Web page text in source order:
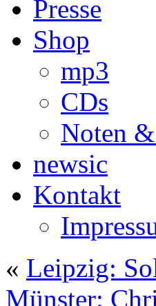
Presse
Shop
mp3
CDs
Noten
newsic
Kontakt
« Leipzig:
Münster: